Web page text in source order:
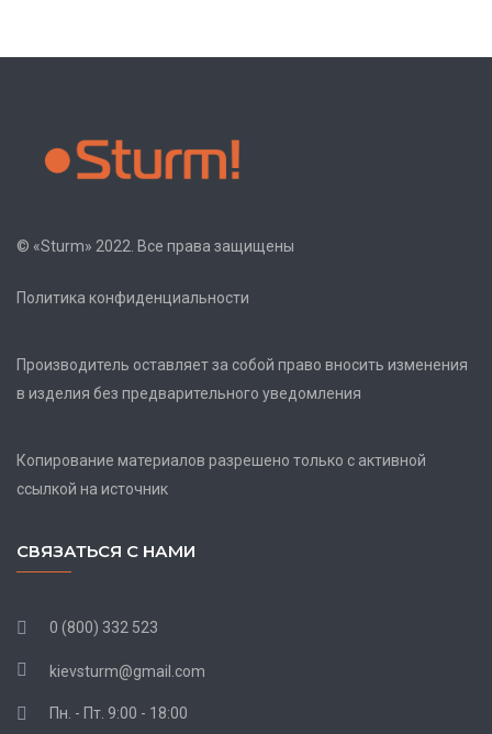
© «Sturm» 2022. Все права защищены
Политика конфиденциальности
Производитель оставляет за собой право вносить изменения
в изделия без предварительного уведомления
Копирование материалов разрешено только с активной
ссылкой на источник
СВЯЗАТЬСЯ С НАМИ
0 (800) 332 523
kievsturm@gmail.com
Пн. - Пт. 9:00 - 18:00